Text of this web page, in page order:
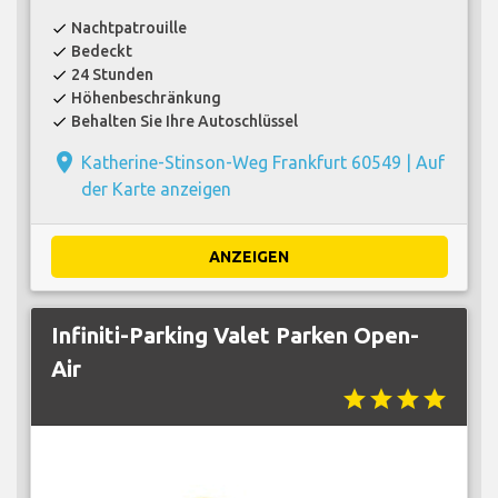
check Nachtpatrouille
check Bedeckt
check 24 Stunden
check Höhenbeschränkung
check Behalten Sie Ihre Autoschlüssel
place Katherine-Stinson-Weg Frankfurt 60549 | Auf
der Karte anzeigen
ANZEIGEN
Infiniti-Parking Valet Parken Open-
Air
starstarstarstar